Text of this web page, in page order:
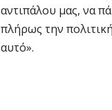
αντιπάλου μας, να
πλήρως την
αυτό».